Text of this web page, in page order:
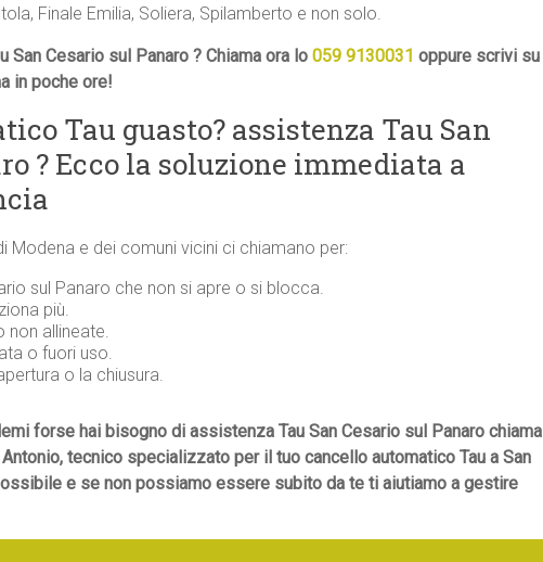
Finale Emilia, Soliera, Spilamberto e non solo.
San Cesario sul Panaro ? Chiama ora lo 059 9130031 oppure scrivi su
in poche ore!
Tau guasto? assistenza Tau San
? Ecco la soluzione immediata a
Modena e dei comuni vicini ci chiamano per:
sul Panaro che non si apre o si blocca.
più.
non allineate.
o fuori uso.
o la chiusura.
forse hai bisogno di assistenza Tau San Cesario sul Panaro chiama
Antonio, tecnico specializzato per il tuo cancello automatico Tau a San
e se non possiamo essere subito da te ti aiutiamo a gestire